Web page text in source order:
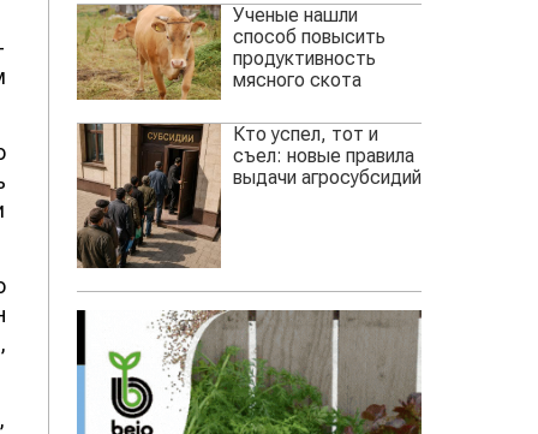
Ученые нашли
способ повысить
продуктивность
мясного скота
Кто успел, тот и
съел: новые правила
выдачи агросубсидий